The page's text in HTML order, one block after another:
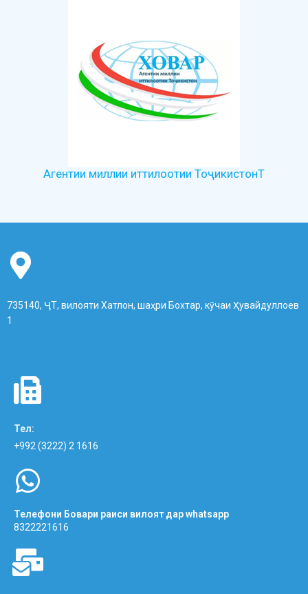
Агентии миллии иттилоотии ТоҷикистонТ
735140, ҶТ, вилояти Хатлон, шаҳри Бохтар, кӯчаи Ҳувайдуллоев
1
Тел:
+992 (3222) 2 1616
Телефони Бовари раиси вилоят дар whatsapp
8322221616